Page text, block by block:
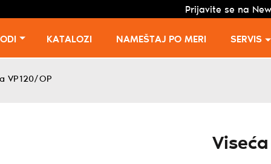
Prijavite se na
KATALOZI NAMEŠTAJ PO MERI SERVIS
VP120/OP